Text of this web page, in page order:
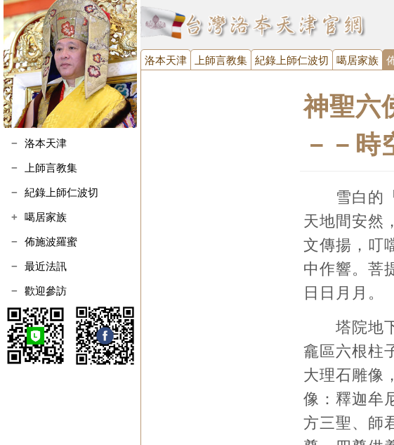
洛本天津
上師言教集
紀錄上師仁波切
噶居家族
噶瑪寺執事會
噶瑪寺金剛護法會
台灣噶瑪噶居協進會
噶瑪寺弘法委員會
噶瑪寺台北祖菩道場
噶瑪寺台南瑪爾巴道
佈施波羅蜜
最近法訊
歡迎參訪
洛本天津 上師言教集 紀錄上師仁波切 噶居家族
神聖六
－－時
雪白的「
天地間安然
文傳揚，叮
中作響。菩
日日月月。
塔院地下
龕區六根柱
大理石雕像
像：釋迦牟
方三聖、師